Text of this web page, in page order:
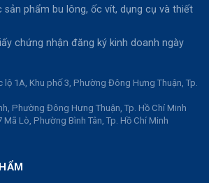
sản phẩm bu lông, ốc vít, dụng cụ và thiết
chứng nhận đăng ký kinh doanh ngày
lộ 1A, Khu phố 3, Phường Đông Hưng Thuận, Tp.
Phường Đông Hưng Thuận, Tp. Hồ Chí Minh
Mã Lò, Phường Bình Tân, Tp. Hồ Chí Minh